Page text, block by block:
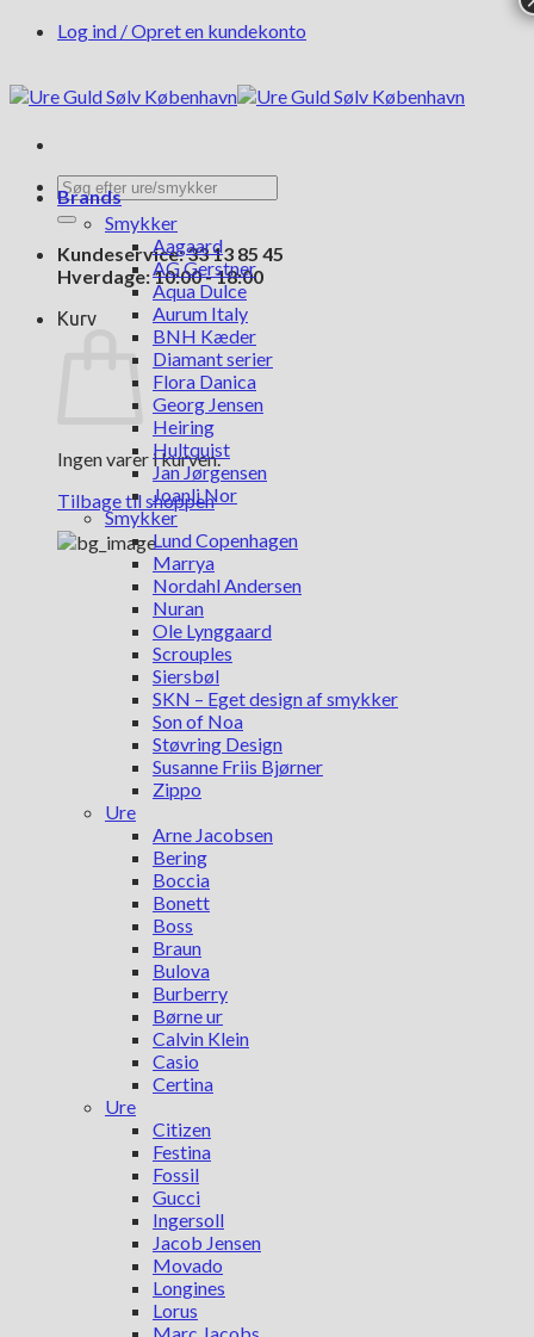
FortsætLog ind / Opret en kundekonto
Søg
efter:
Kundeservice: 33 13 85 45
Hverdage: 10:00 - 18:00
Kurv
Ingen varer i kurven.
Tilbage til shoppen
Brands
Smykker
Aagaard
AG Gerstner
Aqua Dulce
Aurum Italy
BNH Kæder
Diamant serier
Flora Danica
Georg Jensen
Heiring
Hultquist
Jan Jørgensen
Joanli Nor
Smykker
Lund Copenhagen
Marrya
Nordahl Andersen
Nuran
Ole Lynggaard
Scrouples
Siersbøl
SKN – Eget design af smykker
Son of Noa
Støvring Design
Susanne Friis Bjørner
Zippo
Ure
Arne Jacobsen
Bering
Boccia
Bonett
Boss
Braun
Bulova
Burberry
Børne ur
Calvin Klein
Casio
Certina
Ure
Citizen
Festina
Fossil
Gucci
Ingersoll
Jacob Jensen
Movado
Longines
Lorus